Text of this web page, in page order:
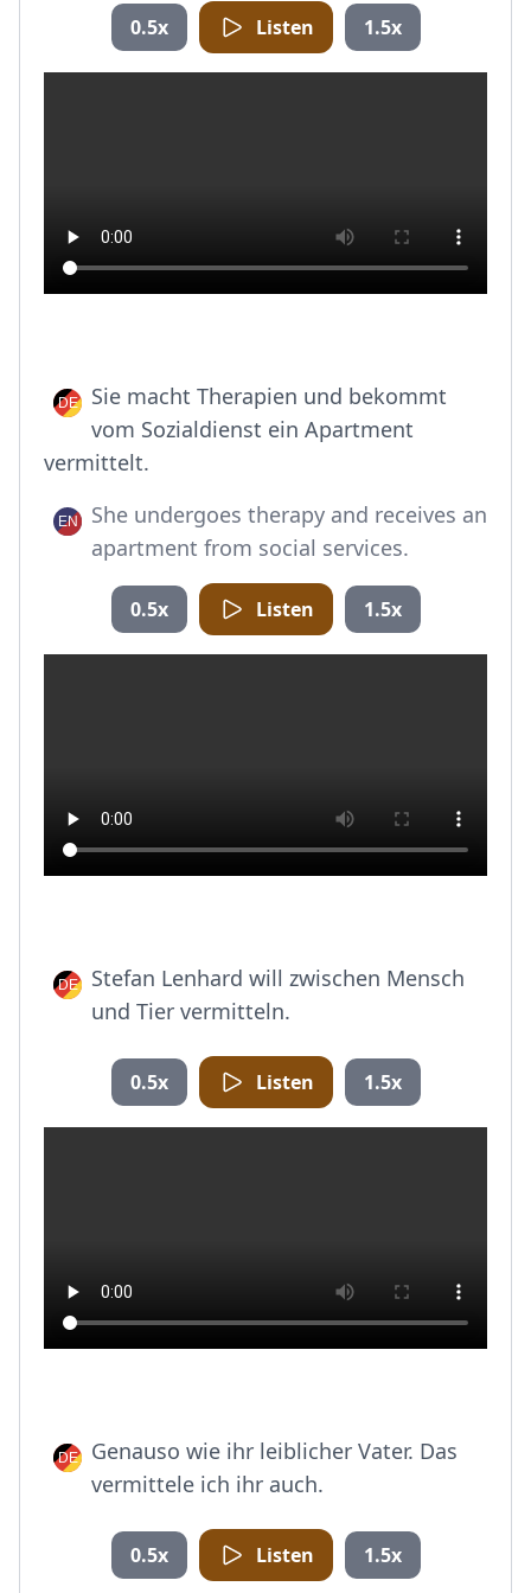
0.5x Listen 1.5x
Sie macht Therapien und bekommt
vom Sozialdienst ein Apartment
vermittelt.
She undergoes therapy and receives an
apartment from social services.
0.5x Listen 1.5x
Stefan Lenhard will zwischen Mensch
und Tier vermitteln.
0.5x Listen 1.5x
Genauso wie ihr leiblicher Vater. Das
vermittele ich ihr auch.
0.5x Listen 1.5x